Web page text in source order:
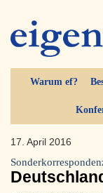
Warum ef?
17. April 2016